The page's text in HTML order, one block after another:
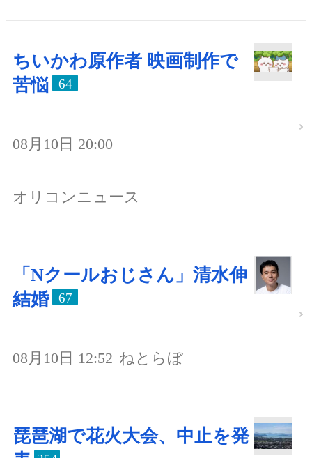
ちいかわ原作者 映画制作で
苦悩
64
08月10日 20:00
オリコンニュース
「Nクールおじさん」清水伸
結婚
67
08月10日 12:52 ねとらぼ
琵琶湖で花火大会、中止を発